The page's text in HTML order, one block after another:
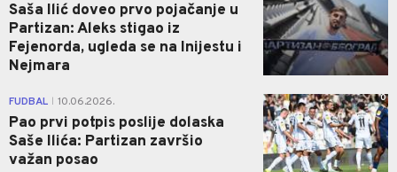
Saša Ilić doveo prvo pojačanje u
Partizan: Aleks stigao iz
Fejenorda, ugleda se na Inijestu i
Nejmara
FUDBAL 10.06.2026.
Pao prvi potpis poslije dolaska
Saše Ilića: Partizan završio
važan posao
0